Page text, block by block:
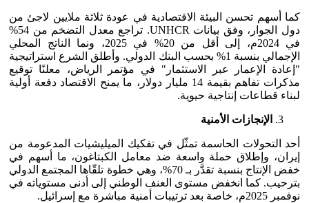
كما أسهم تحسن البيئة الاقتصادية في عودة ثلاثة ملايين لاجئ من
دول الجوار، وفق بيانات UNHCR. تراجع معدل التضخم من 54%
في 2024م، إلى أقل من 20% في 2025، ونما الناتج المحلي
الإجمالي بنسبة 1% بحسب البنك الدولي. وأطلق الشرع استراتيجية
"إعادة الإعمار عبر الاستثمار" في مؤتمر الرياض، معلنًا توقيع
مذكرات تفاهم بقيمة 14 مليار دولار، ما يمنح الاقتصاد دفعة أولية
لبناء قطاعات إنتاجية حيوية.
الإنجازات الأمنية
أحد التحولات الحاسمة تمثّل في تفكيك الميليشيات المدعومة من
إيران، وإطلاق حملة واسعة ضد معامل الكبتاغون، ما أسهم في
خفض الإنتاج بنسبة تقدَّر بـ 70%، وهي خطوة تلقّاها المجتمع الدولي
بترحيب. كما انخفض مستوى العنف الوطني إلى أدنى مستوياته في
نوفمبر 2025م، خاصة بعد ترتيبات أمنية مباشرة مع إسرائيل.